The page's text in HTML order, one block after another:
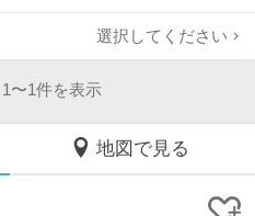
選択してください
1件を表示
地図で見る